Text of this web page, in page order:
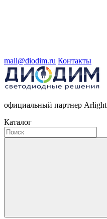
mail@diodim.ru Контакты
официальный партнер Arlight
Каталог